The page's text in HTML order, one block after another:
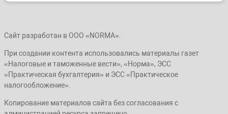
Сайт разработан в ООО «NORMA».
При создании контента использовались материалы газет
«Налоговые и таможенные вести», «Норма», ЭСС
«Практическая бухгалтерия» и ЭСС «Практическое
налогообложение».
Копирование материалов сайта без согласования с